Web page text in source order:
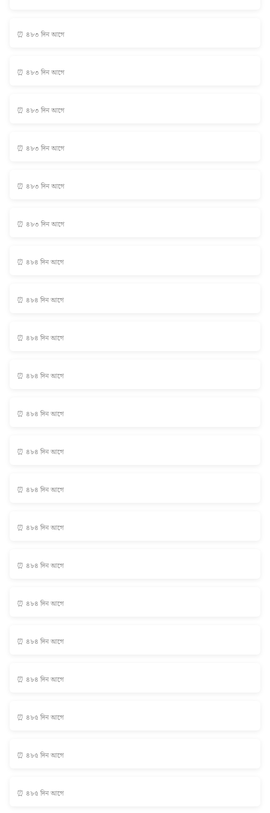
⏰ ৪৮৩ দিন আগে
⏰ ৪৮৩ দিন আগে
⏰ ৪৮৩ দিন আগে
⏰ ৪৮৩ দিন আগে
⏰ ৪৮৩ দিন আগে
⏰ ৪৮৩ দিন আগে
⏰ ৪৮৪ দিন আগে
⏰ ৪৮৪ দিন আগে
⏰ ৪৮৪ দিন আগে
⏰ ৪৮৪ দিন আগে
⏰ ৪৮৪ দিন আগে
⏰ ৪৮৪ দিন আগে
⏰ ৪৮৪ দিন আগে
⏰ ৪৮৪ দিন আগে
⏰ ৪৮৪ দিন আগে
⏰ ৪৮৪ দিন আগে
⏰ ৪৮৪ দিন আগে
⏰ ৪৮৪ দিন আগে
⏰ ৪৮৫ দিন আগে
⏰ ৪৮৫ দিন আগে
⏰ ৪৮৫ দিন আগে